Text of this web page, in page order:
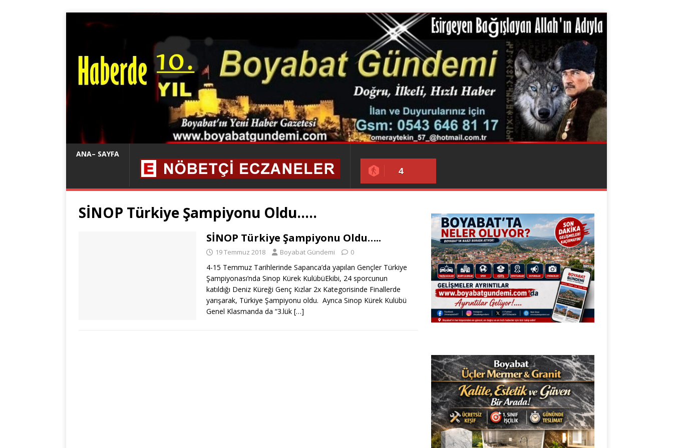
ANA– SAYFA
4
SİNOP Türkiye Şampiyonu Oldu…..
SİNOP Türkiye Şampiyonu Oldu…..
19 Temmuz 2018 Boyabat Gündemi 0
4-15 Temmuz Tarihlerinde Sapanca’da yapılan Gençler Türkiye
Şampiyonası’nda Sinop Kürek KulübüEkibi, 24 sporcunun
katıldığı Deniz Küreği Genç Kızlar 2x Kategorisinde Finallerde
yarışarak, Türkiye Şampiyonu oldu. Ayrıca Sinop Kürek Kulübü
Genel Klasmanda da “3.lük […]